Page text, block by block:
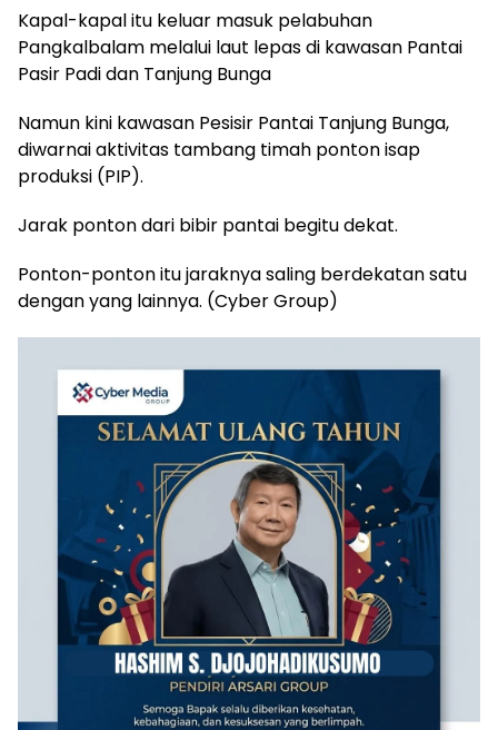
Kapal-kapal itu keluar masuk pelabuhan
Pangkalbalam melalui laut lepas di kawasan Pantai
Pasir Padi dan Tanjung Bunga
Namun kini kawasan Pesisir Pantai Tanjung Bunga,
diwarnai aktivitas tambang timah ponton isap
produksi (PIP).
Jarak ponton dari bibir pantai begitu dekat.
Ponton-ponton itu jaraknya saling berdekatan satu
dengan yang lainnya. (Cyber Group)